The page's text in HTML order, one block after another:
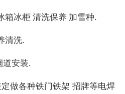
箱冰柜 清洗保养 加雪种.
清洗.
道安装.
做各种铁门铁架 招牌等电焊